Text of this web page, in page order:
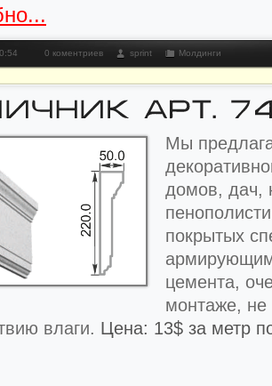
0 коментриев sprint Молдинги
Мы
домов, дач,
покрытых
цемента,
монтаже, не
влаги. Цена: 13$ за метр